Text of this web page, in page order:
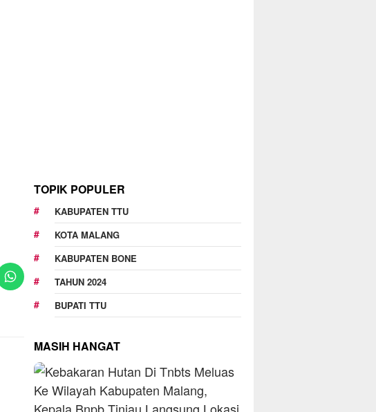
TOPIK POPULER
KABUPATEN TTU
KOTA MALANG
KABUPATEN BONE
TAHUN 2024
BUPATI TTU
MASIH HANGAT